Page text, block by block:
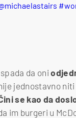
da oni
jednostavno
se kao da
im burgeri u